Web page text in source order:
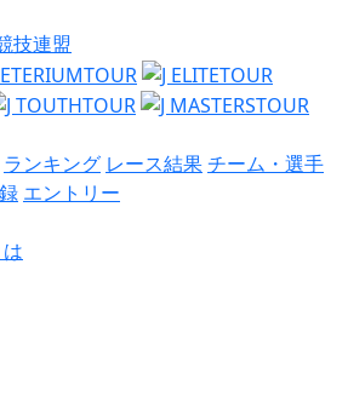
技連盟
ランキング レース結果チーム・選手
エントリー